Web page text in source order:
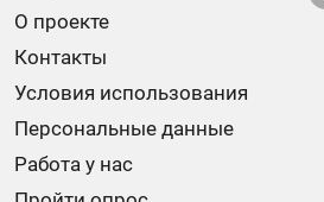
О проекте
Контакты
Условия использования
Персональные данные
Работа у нас